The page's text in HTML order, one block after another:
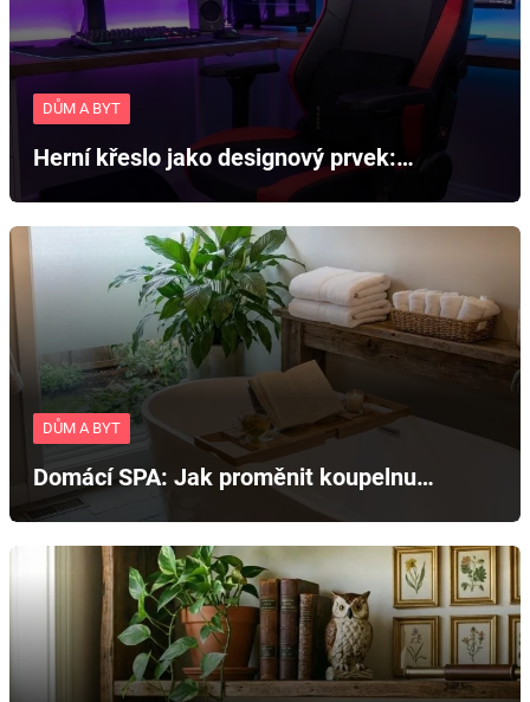
DŮM A BYT
Herní křeslo jako designový prvek:…
DŮM A BYT
Domácí SPA: Jak proměnit koupelnu…